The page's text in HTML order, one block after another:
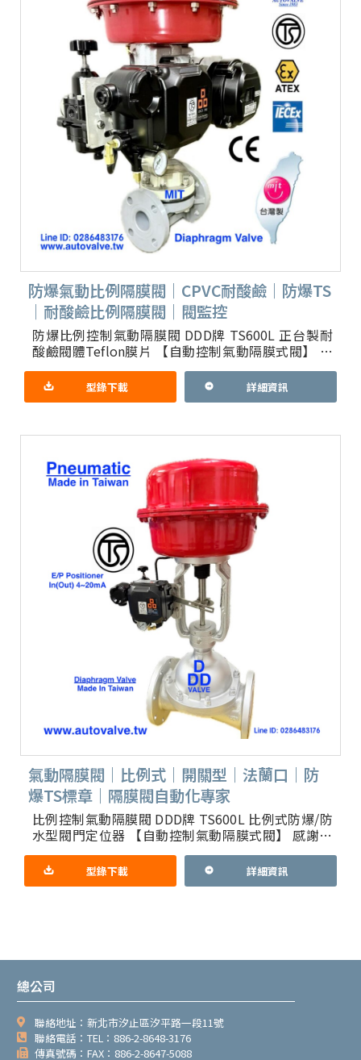
防爆氣動比例隔膜閥｜CPVC耐酸鹼｜防爆TS
｜耐酸鹼比例隔膜閥｜閥監控
防爆比例控制氣動隔膜閥 DDD牌 TS600L 正台製耐
酸鹼閥體Teflon膜片 【自動控制氣動隔膜式閥】 感
謝國內各大控制閥廠 長期配合 一條龍服務 1.簡介
型錄下載 詳細資訊
氣動隔膜閥｜比例式｜開關型｜法蘭口｜防
爆TS標章｜隔膜閥自動化專家
比例控制氣動隔膜閥 DDD牌 TS600L 比例式防爆/防
水型閥門定位器 【自動控制氣動隔膜式閥】 感謝國
內各大控制閥廠 長期配合 一條龍服務 1.簡介：利用A
型錄下載 詳細資訊
總公司
聯絡地址：新北市汐止區汐平路一段11號
聯絡電話：TEL：886-2-8648-3176
傳真號碼：FAX：886-2-8647-5088